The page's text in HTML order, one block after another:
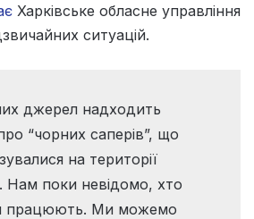
Харківське обласне управління
ситуацій.
джерел надходить
“чорних саперів”, що
на території
Нам поки невідомо, хто
працюють. Ми можемо